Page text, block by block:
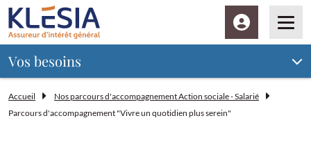
Espace client
Vos besoins
Accueil
Nos parcours d'accompagnement Action sociale - Salarié
Parcours d'accompagnement "Vivre un quotidien plus serein"